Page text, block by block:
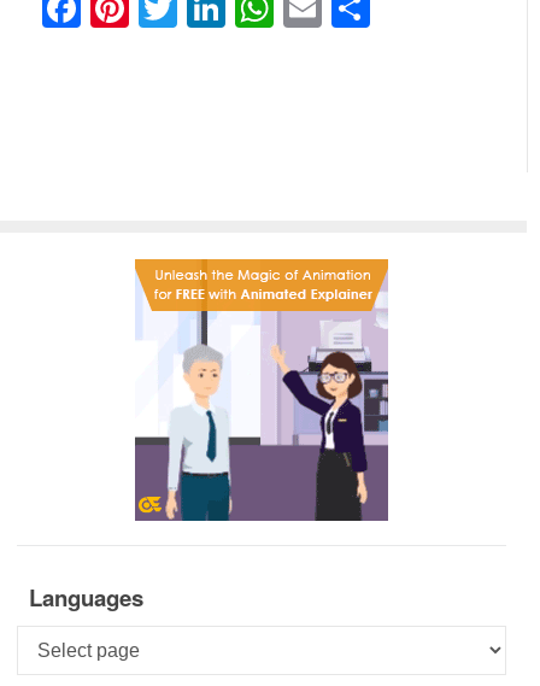
Languages
Languages